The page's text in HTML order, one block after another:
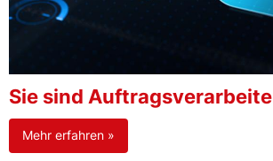
Sie sind
Mehr erfahren »